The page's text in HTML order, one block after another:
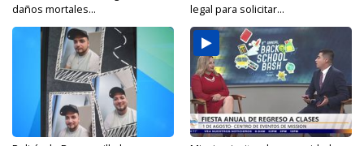
daños mortales...
legal para solicitar...